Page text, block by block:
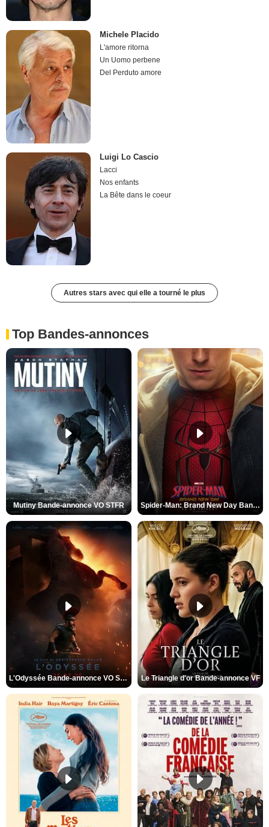
Michele Placido
L'amore ritorna
Un Uomo perbene
Del Perduto amore
Luigi Lo Cascio
Lacci
Nos enfants
La Bête dans le coeur
Autres stars avec qui elle a tourné le plus
Top Bandes-annonces
Mutiny Bande-annonce VO STFR Spider-Man: Brand New Day Bande-annonce VO STFR
L'Odyssée Bande-annonce VO STFR Le Triangle d'or Bande-annonce VF